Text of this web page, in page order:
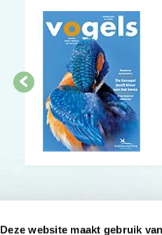
Deze website maakt gebruik